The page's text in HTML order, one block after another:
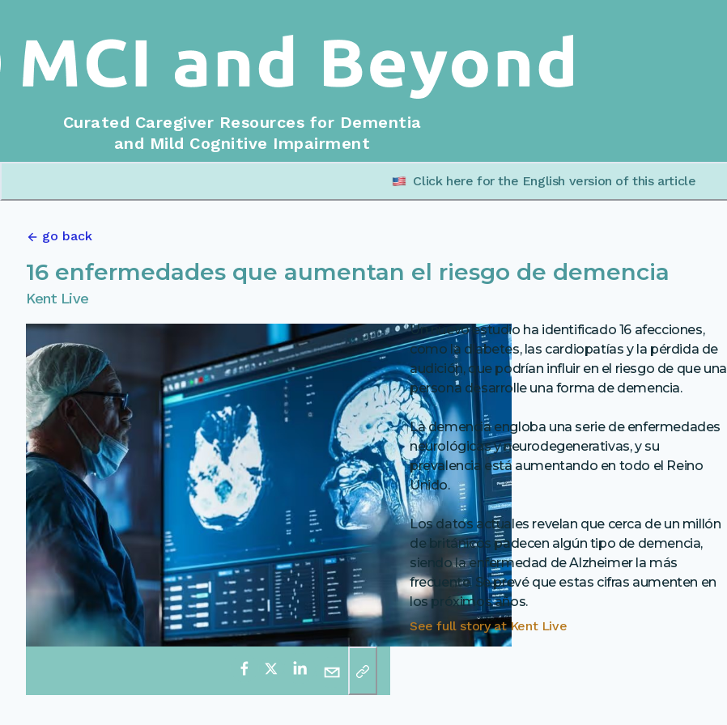
Curated Caregiver Resources for Dementia
and Mild Cognitive Impairment
Click here for the English version of this article
go back
16 enfermedades que aumentan el riesgo de demencia
Kent Live
Un nuevo estudio ha identificado 16 afecciones,
como la diabetes, las cardiopatías y la pérdida de
audición, que podrían influir en el riesgo de que una
persona desarrolle una forma de demencia.
La demencia engloba una serie de enfermedades
neurológicas y neurodegenerativas, y su
prevalencia está aumentando en todo el Reino
Unido.
Los datos actuales revelan que cerca de un millón
de británicos padecen algún tipo de demencia,
siendo la enfermedad de Alzheimer la más
frecuente. Se prevé que estas cifras aumenten en
los próximos años.
See full story atKent Live